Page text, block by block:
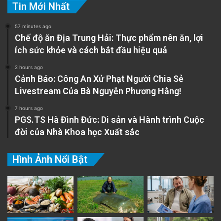
Nghịch lý của vị giác và sự thích thú kỳ lạ
Vì phản ứng chua là một hệ thống cảnh báo
thú vị: tại sao con người lại chủ động tìm kiếm
và cảm thấy thích thú từ những thực phẩm
chua đậm? Tại sao chúng ta lại thèm một bát
canh chua, một lát chanh trong cốc trà hay
Chúng ta không sinh ra với sự thèm khát các
vị chua, đắng hoặc cay ngay tức thời. Trẻ sơ
Tin Mới Nhất
57 minutes ago
Chế độ ăn Địa Trung Hải: Thực phẩm nên ăn, lợi
ích sức khỏe và cách bắt đầu hiệu quả
2 hours ago
Cảnh Báo: Công An Xử Phạt Người Chia Sẻ
Livestream Của Bà Nguyễn Phương Hằng!
7 hours ago
PGS.TS Hà Đình Đức: Di sản và Hành trình Cuộc
đời của Nhà Khoa học Xuất sắc
Hình Ảnh Nổi Bật